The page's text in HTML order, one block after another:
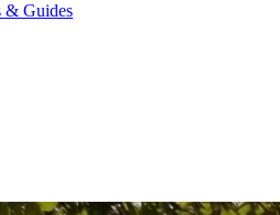
& Guides